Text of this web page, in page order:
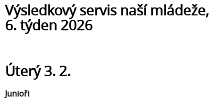
Výsledkový servis naší mládeže,
6. týden 2026
Úterý 3. 2.
Junioři